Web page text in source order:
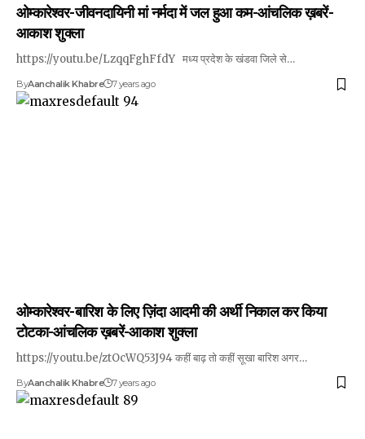
ओम्कारेश्वर-जीवनदायिनी मां नर्मदा में जल हुआ कम-आंचलिक ख़बरें-
आकाश शुक्ला
https://youtu.be/LzqqFghFfdY मध्य प्रदेश के खंडवा जिले से…
ByAanchalik Khabre 7 years ago
ओम्कारेश्वर-बारिश के लिए ज़िंदा आदमी की अर्थी निकाल कर किया
टोटका-आंचलिक ख़बरें-आकाश शुक्ला
https://youtu.be/ztOcWQ53J94 कहीं बाढ़ तो कहीं सूखा बारिश अगर…
ByAanchalik Khabre 7 years ago